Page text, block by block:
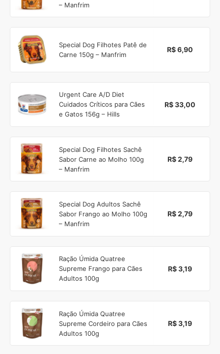
– Manfrim
Special Dog Filhotes Patê de
Carne 150g – Manfrim
R$ 6,90
Urgent Care A/D Diet
Cuidados Críticos para Cães
e Gatos 156g – Hills
R$ 33,00
Special Dog Filhotes Sachê
Sabor Carne ao Molho 100g
– Manfrim
R$ 2,79
Special Dog Adultos Sachê
Sabor Frango ao Molho 100g
– Manfrim
R$ 2,79
Ração Úmida Quatree
Supreme Frango para Cães
Adultos 100g
R$ 3,19
Ração Úmida Quatree
Supreme Cordeiro para Cães
Adultos 100g
R$ 3,19